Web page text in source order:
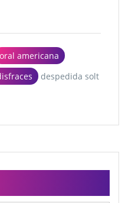
oral americana
despedida solt